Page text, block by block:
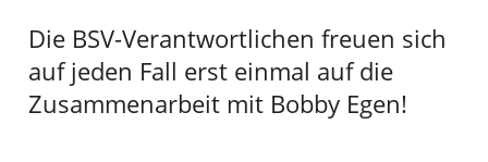
Die BSV-Verantwortlichen freuen sich
auf jeden Fall erst einmal auf die
Zusammenarbeit mit Bobby Egen!